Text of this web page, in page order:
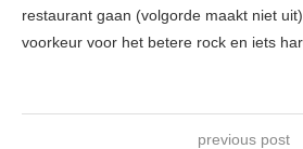
restaurant gaan (volgorde maakt niet
voorkeur voor het betere rock en iets
previous post